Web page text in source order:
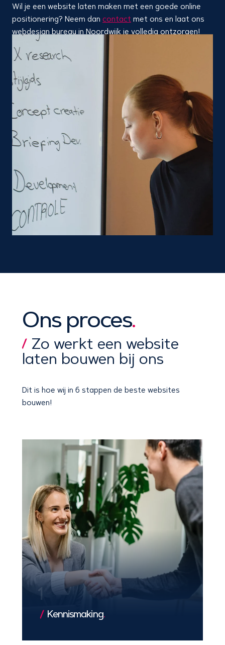
Wil je een website laten maken met een goede online
positionering? Neem dan contact met ons en laat ons
webdesign bureau in Noordwijk je volledig ontzorgen!
Ons proces.
Zo werkt een website
laten bouwen bij ons
Dit is hoe wij in 6 stappen de beste websites
bouwen!
1
Kennismaking.